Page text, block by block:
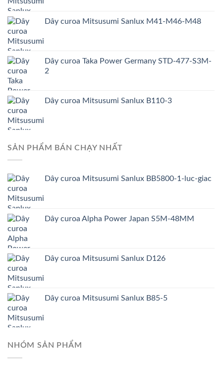
Dây curoa Mitsusumi Sanlux M41-M46-M48
Dây curoa Taka Power Germany STD-477-S3M-
2
Dây curoa Mitsusumi Sanlux B110-3
SẢN PHẨM BÁN CHẠY NHẤT
Dây curoa Mitsusumi Sanlux BB5800-1-luc-giac
Dây curoa Alpha Power Japan S5M-48MM
Dây curoa Mitsusumi Sanlux D126
Dây curoa Mitsusumi Sanlux B85-5
NHÓM SẢN PHẨM